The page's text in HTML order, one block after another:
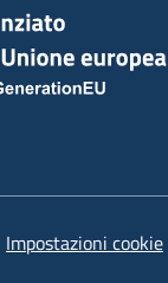
Impostazioni cookie